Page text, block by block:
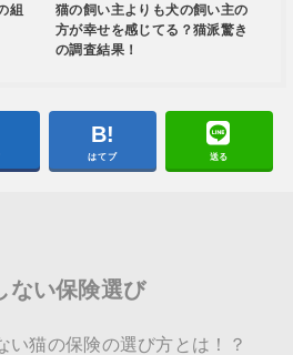
組
猫の飼い主よりも犬の飼い主の
方が幸せを感じてる？猫派驚き
の調査結果！
はてブ 送る
ない保険選び
い猫の保険の選び方とは！？